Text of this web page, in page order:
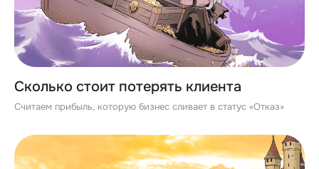
Сколько стоит потерять клиента
Считаем прибыль, которую бизнес сливает в статус «Отказ»